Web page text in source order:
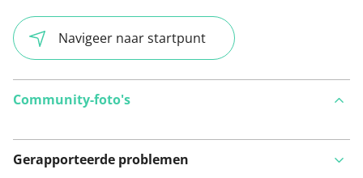
Navigeer naar startpunt
Community-foto's
Gerapporteerde problemen